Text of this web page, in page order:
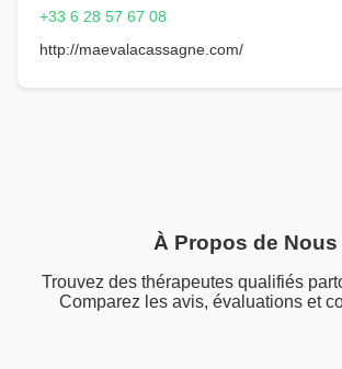
+33 6 28 57 67 08
http://maevalacassagne.com/
À Propos de Nous
Trouvez des thérapeutes qualifiés
Comparez les avis, évaluations et